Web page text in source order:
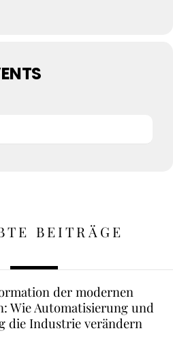
BEITRÄGE
der modernen
Wie Automatisierung und
die Industrie verändern